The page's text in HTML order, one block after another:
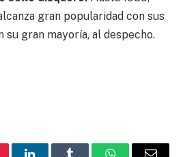
gran popularidad con sus
su gran mayoría, al despecho.